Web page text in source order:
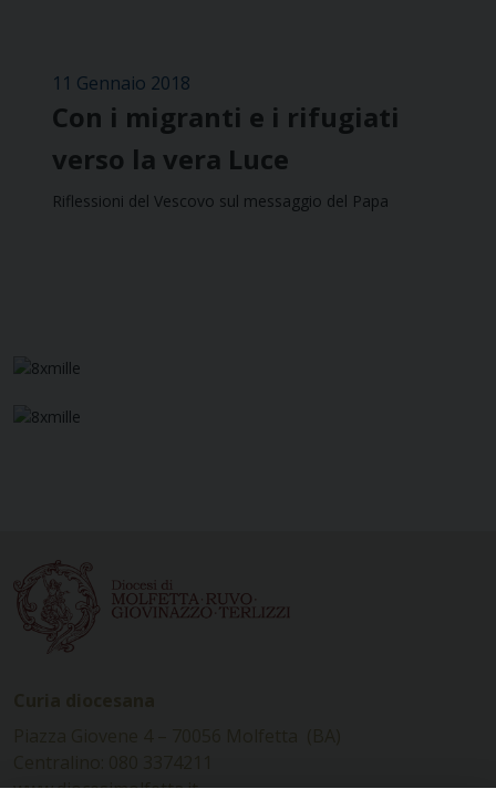
11 Gennaio 2018
Con i migranti e i rifugiati
verso la vera Luce
Riflessioni del Vescovo sul messaggio del Papa
www.diocesimolfetta.it –